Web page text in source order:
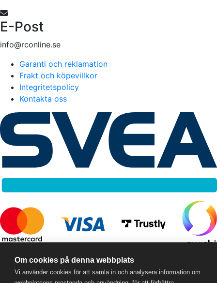
E-Post
info@rconline.se
Garanti och reklamation
Frakt och köpevillkor
Integritetspolicy
Kontakta oss
- © 2026
559357-5706
Om cookies på denna webbplats
Vi använder cookies för att samla in och analysera information om